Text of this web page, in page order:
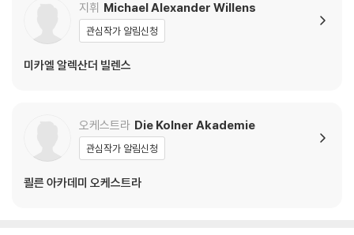
o)
지휘 Michael Alexander Willens
관심작가 알림신청
미카엘 알렉산더 빌렌스
오케스트라 Die Kolner Akademie
관심작가 알림신청
쾰른 아카데미 오케스트라